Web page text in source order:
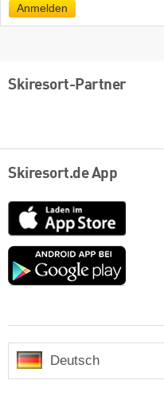
Anmelden
Skiresort-Partner
Skiresort.de App
App
Store
Google
Deutsch